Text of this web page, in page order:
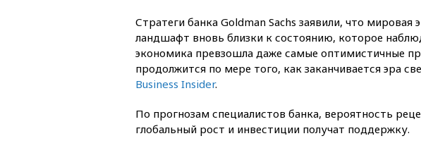
Стратеги банка Goldman Sachs заявили, что
ландшафт вновь близки к состоянию, которое
экономика превзошла даже самые оптимистичные
продолжится по мере того, как заканчивается эра
Business Insider.
По прогнозам специалистов банка, вероятность
глобальный рост и инвестиции получат поддержку.